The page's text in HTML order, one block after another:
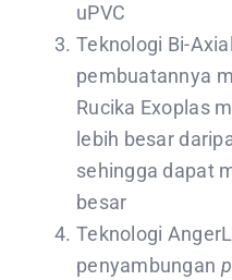
uPVC
Teknologi Bi-
pembuatannya
Rucika Exoplas
lebih besar
sehingga dapat
besar
Teknologi
penyambungan